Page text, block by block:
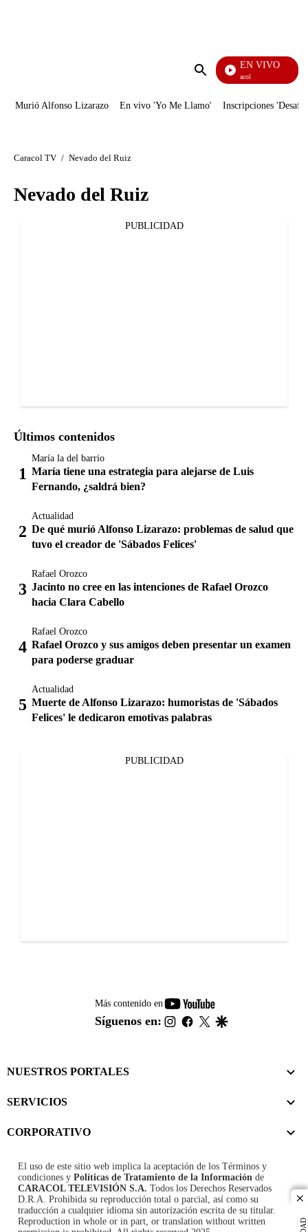
Enviar
EN VIVO
Noticias Caracol
Murió Alfonso Lizarazo En vivo 'Yo Me Llamo' Inscripciones
Caracol TV / Nevado del Ruiz
Nevado del Ruiz
PUBLICIDAD
Últimos contenidos
María la del barrio
María tiene una estrategia para alejarse de Luis
Fernando, ¿saldrá bien?
Actualidad
De qué murió Alfonso Lizarazo: problemas de salud que
tuvo el creador de 'Sábados Felices'
Rafael Orozco
Jacinto no cree en las intenciones de Rafael Orozco
hacia Clara Cabello
Rafael Orozco
Rafael Orozco y sus amigos deben presentar un examen
para poderse graduar
Actualidad
Muerte de Alfonso Lizarazo: humoristas de 'Sábados
Felices' le dedicaron emotivas palabras
PUBLICIDAD
Más contenido en
youtube-
footer
Síguenos en: instagram
facebook
twitter
NUESTROS PORTALES
SERVICIOS
CORPORATIVO
El uso de este sitio web implica la aceptación de los Términos y
condiciones y Políticas de Tratamiento de la Información de
CARACOL TELEVISIÓN S.A. Todos los Derechos Reservados
D.R.A. Prohibida su reproducción total o parcial, así como su
traducción a cualquier idioma sin autorización escrita de su titular.
Reproduction in whole or in part, or translation without written